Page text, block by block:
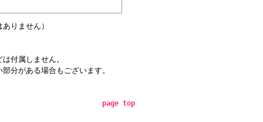
りません）
付属しません。
分がある場合もございます。
page top